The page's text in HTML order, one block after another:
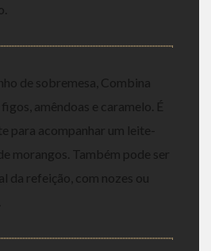
de sobremesa, Combina
amêndoas e caramelo. É
para acompanhar um leite-
morangos. Também pode ser
da refeição, com nozes ou